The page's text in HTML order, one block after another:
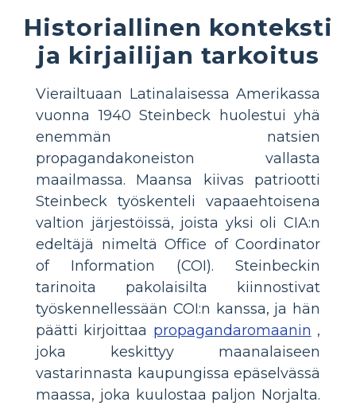
Historiallinen konteksti
ja kirjailijan tarkoitus
Vierailtuaan Latinalaisessa Amerikassa
vuonna 1940 Steinbeck huolestui yhä
enemmän natsien
propagandakoneiston vallasta
maailmassa. Maansa kiivas patriootti
Steinbeck työskenteli vapaaehtoisena
valtion järjestöissä, joista yksi oli CIA:n
edeltäjä nimeltä Office of Coordinator
of Information (COI). Steinbeckin
tarinoita pakolaisilta kiinnostivat
työskennellessään COI:n kanssa, ja hän
päätti kirjoittaa propagandaromaanin ,
joka keskittyy maanalaiseen
vastarinnasta kaupungissa epäselvässä
maassa, joka kuulostaa paljon Norjalta.